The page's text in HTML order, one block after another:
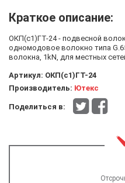
Краткое описание:
ОКП(с1)ГТ-24 - подвесной
одномодовое волокно типа
волокна, 1kN, для местных
Артикул: ОКП(с1)ГТ-24
Производитель: Ютекс
Поделиться в: